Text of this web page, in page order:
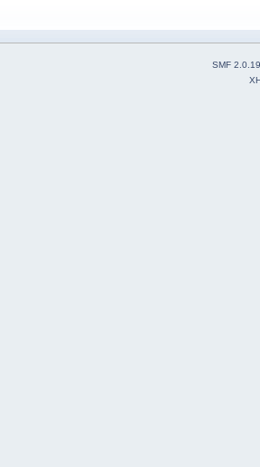
SMF 2.0.19